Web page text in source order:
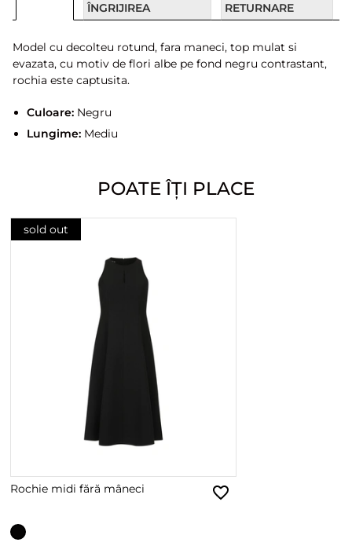
ÎNGRIJIREA
RETURNARE
Model cu decolteu rotund, fara maneci, top mulat si
evazata, cu motiv de flori albe pe fond negru contrastant,
rochia este captusita.
Culoare:Negru
Lungime:Mediu
POATE ÎȚI PLACE
sold out
Rochie midi fără mâneci